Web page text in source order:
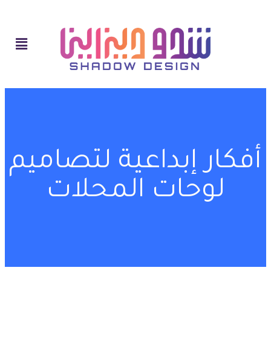
أفكار إبداعية لتصاميم
لوحات المحلات